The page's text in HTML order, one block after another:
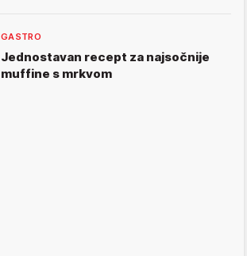
GASTRO
Jednostavan recept za najsočnije
muffine s mrkvom